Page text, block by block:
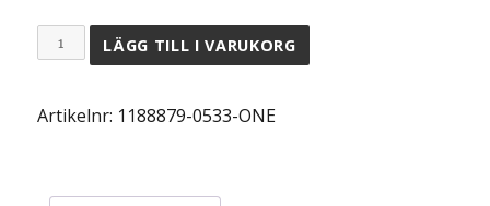
Salming
Wristband
Risk
LÄGG TILL I VARUKORG
Artikelnr: 1188879-0533-ONE